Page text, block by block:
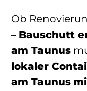
Ob
– Bauschutt
am Taunus
lokaler
am Taunus